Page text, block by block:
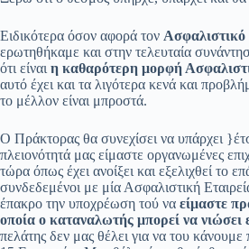
Ειδικότερα όσον αφορά τον
ερωτηθήκαμε και στην τελευταία
ότι είναι η καθαρότερη μορφή
αυτό έχει και τα λιγότερα κενά και
το μέλλον είναι μπροστά.
Ο Πράκτορας θα συνεχίσει να υπάρχει
πλειονότητά μας είμαστε οργανωμένες
τώρα όπως έχει ανοίξει και εξελιχθεί το
συνδεδεμένοι με μία Ασφαλιστική
έπακρο την υποχρέωση τού να είμαστε
οποία ο καταναλωτής μπορεί να νιώσει
πελάτης δεν μας θέλει για να του